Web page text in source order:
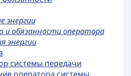
энергии
и обязанности оператора
энергии
системы передачи